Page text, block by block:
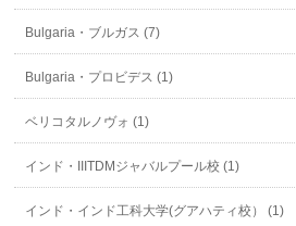
Bulgaria・ブルガス (7)
Bulgaria・プロビデス (1)
ベリコタルノヴォ (1)
インド・IIITDMジャバルプール校 (1)
インド・インド工科大学(グアハティ校） (1)